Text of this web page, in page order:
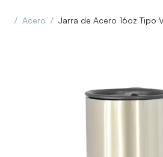
Acero Jarra de Acero 16oz Tipo